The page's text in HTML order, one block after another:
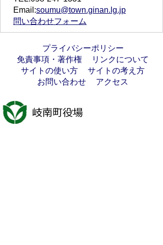
Email:soumu@town.ginan.lg.jp
問い合わせフォーム
プライバシーポリシー
免責事項・著作権
リンクについて
サイトの使い方
サイトの考え方
お問い合わせ
アクセス